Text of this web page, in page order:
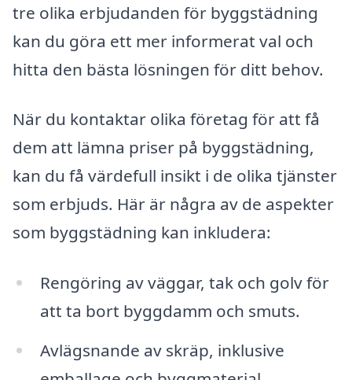
tre olika erbjudanden för byggstädning
kan du göra ett mer informerat val och
hitta den bästa lösningen för ditt behov.
När du kontaktar olika företag för att få
dem att lämna priser på byggstädning,
kan du få värdefull insikt i de olika tjänster
som erbjuds. Här är några av de aspekter
som byggstädning kan inkludera:
Rengöring av väggar, tak och golv för
att ta bort byggdamm och smuts.
Avlägsnande av skräp, inklusive